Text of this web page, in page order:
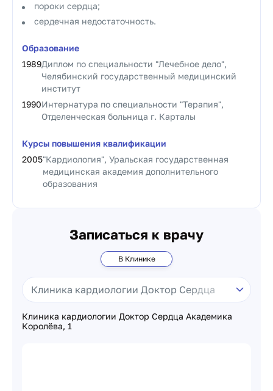
пороки сердца;
сердечная недостаточность.
Образование
1989Диплом по специальности "Лечебное дело",
Челябинский государственный медицинский
институт
1990Интернатура по специальности "Терапия",
Отделенческая больница г. Карталы
Курсы повышения квалификации
2005"Кардиология", Уральская государственная
медицинская академия дополнительного
образования
Записаться к врачу
В Клинике
Клиника кардиологии Доктор Сердца Академика
Королёва, 1